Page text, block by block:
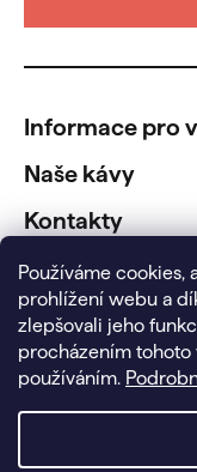
Používáme
prohlížení webu a
zlepšovali jeho
procházením tohoto
používáním.
Informace pro
Naše kávy
Kontakty
Fakturační